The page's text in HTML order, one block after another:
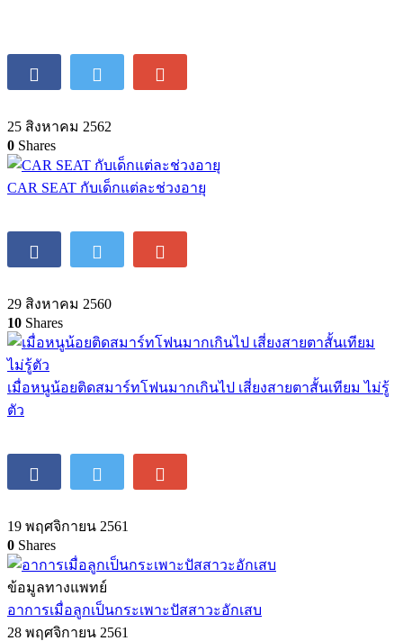
25 สิงหาคม 2562
0 Shares
CAR SEAT กับเด็กแต่ละช่วงอายุ
29 สิงหาคม 2560
10 Shares
เมื่อหนูน้อยติดสมาร์ทโฟนมากเกินไป เสี่ยงสายตาสั้นเทียม ไม่รู้
ตัว
19 พฤศจิกายน 2561
0 Shares
ข้อมูลทางแพทย์
อาการเมื่อลูกเป็นกระเพาะปัสสาวะอักเสบ
28 พฤศจิกายน 2561